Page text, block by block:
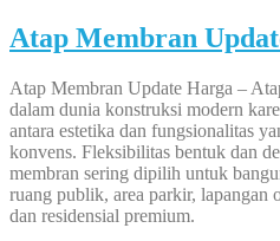
Atap Membran
Atap Membran Update Harga –
dalam dunia konstruksi modern
antara estetika dan fungsionalitas
konvens. Fleksibilitas bentuk dan
membran sering dipilih untuk
ruang publik, area parkir, lapangan
dan residensial premium.